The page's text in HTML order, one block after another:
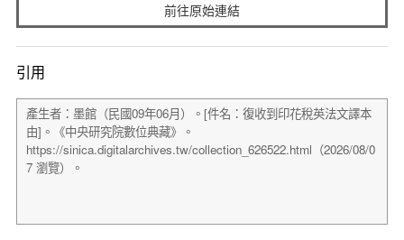
前往原始連結
引用